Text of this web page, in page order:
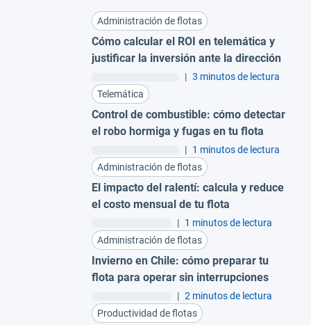
Administración de flotas
Cómo calcular el ROI en telemática y
justificar la inversión ante la dirección
| 3 minutos de lectura
Telemática
Control de combustible: cómo detectar
el robo hormiga y fugas en tu flota
| 1 minutos de lectura
Administración de flotas
El impacto del ralentí: calcula y reduce
el costo mensual de tu flota
| 1 minutos de lectura
Administración de flotas
Invierno en Chile: cómo preparar tu
flota para operar sin interrupciones
| 2 minutos de lectura
Productividad de flotas